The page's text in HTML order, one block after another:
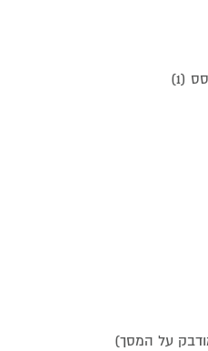
על המסך)